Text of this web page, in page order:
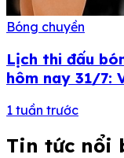
Bóng chuyền
Lịch thi đấu
hôm nay 31/7:
1 tuần trước
Tin tức nổi